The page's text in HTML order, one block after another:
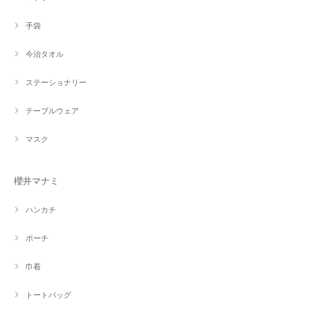
手袋
今治タオル
ステーショナリー
テーブルウェア
マスク
櫻井マナミ
ハンカチ
ポーチ
巾着
トートバッグ